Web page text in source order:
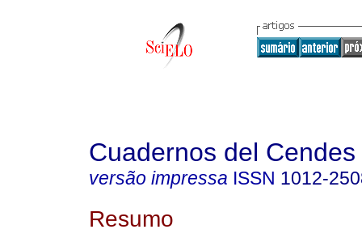
Cuadernos del Cendes
versão impressa ISSN 1012-
Resumo